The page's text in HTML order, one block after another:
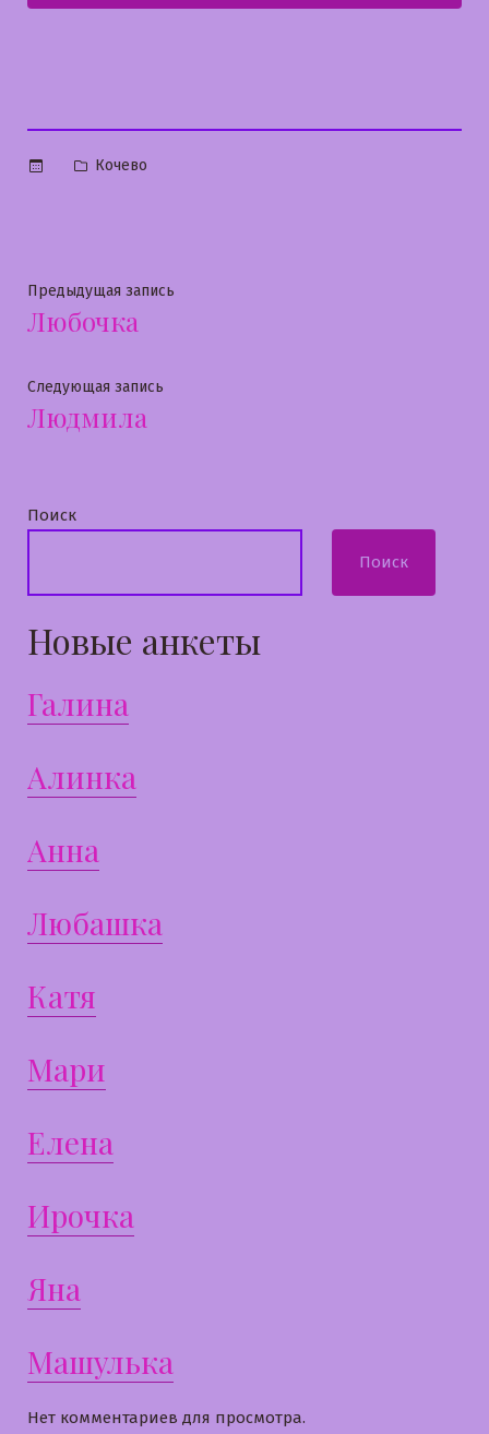
Опубликовано
Кочево
Навигация
по
записям
Предыдущая запись
Любочка
Следующая запись
Людмила
Поиск
Поиск
Новые анкеты
Галина
Алинка
Анна
Любашка
Катя
Мари
Елена
Ирочка
Яна
Машулька
Нет комментариев для просмотра.